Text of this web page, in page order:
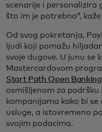
scenarije i personalizira
što im je potrebno“, kaže
Od svog pokretanja,
ljudi koji pomažu
svoje dugove. U junu se
Mastercardovom
Start Path Open
osmišljenom za
kompanijama kako bi
usluge, a istovremeno
svojim podacima.